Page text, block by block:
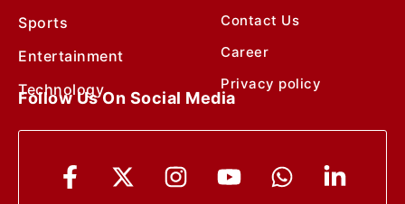
Sports
Entertainment
Technology
Contact Us
Career
Privacy policy
Follow Us On Social Media